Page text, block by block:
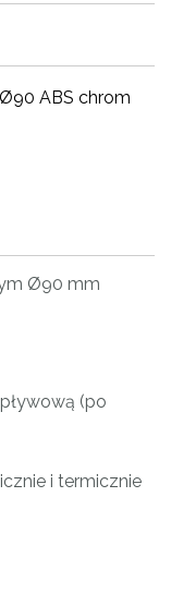
ABS chrom
Ø90 mm
(po
i termicznie